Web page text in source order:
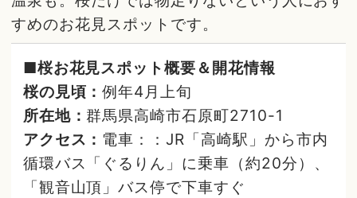
すめのお花見スポットです。
■桜お花見スポット概要＆開花情報
桜の見頃：例年4月上旬
所在地： 群馬県高崎市石原町2710-1
アクセス： 電車：：JR「高崎駅」から市内
循環バス「ぐるりん」に乗車（約20分）、
「観音山頂」バス停で下車すぐ